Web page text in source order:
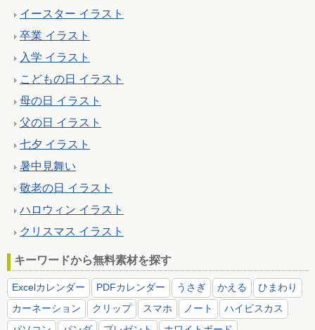
イースター イラスト
卒業 イラスト
入学 イラスト
こどもの日 イラスト
母の日 イラスト
父の日 イラスト
七夕 イラスト
暑中見舞い
敬老の日 イラスト
ハロウィン イラスト
クリスマス イラスト
キーワードから無料素材を探す
Excelカレンダー PDFカレンダー うさぎ かえる
ひまわり
カーネーション
クリップ スマホ ノート
ハイビスカス